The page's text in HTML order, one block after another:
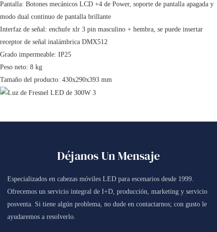
Pantalla: Botones mecánicos LCD +4 de Power, soporte de pantalla apagada y
modo dual continuo de pantalla brillante
Interfaz de señal: enchufe xlr 3 pin masculino + hembra, se puede insertar
receptor de señal inalámbrica DMX512
Grado impermeable: IP25
Peso neto: 8 kg
Tamaño del producto: 430x290x393 mm
Déjanos Un Mensaje
Especializados en cabezas móviles LED para escenarios desde 1999.
Ofrecemos un servicio integral de I+D, producción, marketing y servicio
posventa. Si tiene algún problema, no dude en contactarnos; con gusto le
ayudaremos a resolverlo.